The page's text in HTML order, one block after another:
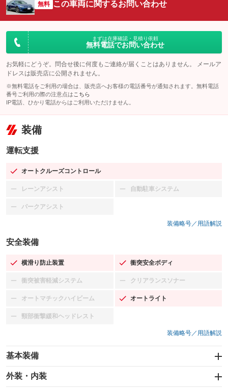
無料 この車両に関するお問い合わせ
まずは在庫確認・見積り依頼
無料電話でお問い合わせ
お気軽にどうぞ。問合せ後に何度もご連絡が届くことはありません。 メールア
ドレスは販売店に公開されません。
※無料電話をご利用の場合は、販売店へお客様の電話番号が通知されます。無料電話
番号ご利用の際の注意点は こちら
IP電話、ひかり電話からはご利用いただけません。
装備
運転支援
オートクルーズコントロール
：装備あり
レーンアシスト
：装備なし 自動駐車システム
：装備なし
パークアシスト
：装備なし
装備略号／用語解説
安全装備
横滑り防止装置
：装備あり 衝突安全ボディ
：装備あり
衝突被害軽減システム
：装備なし クリアランスソナー
：装備なし
オートマチックハイビーム
：装備なし オートライト
：装備あり
頸部衝撃緩和ヘッドレスト
：装備なし
装備略号／用語解説
基本装備
エアバッグ：運転席/助手席/サイド
：装備あり
外装・内装